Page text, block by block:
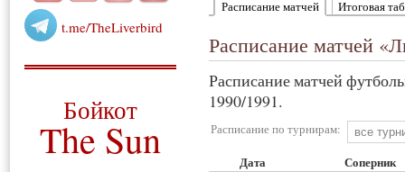
t.me/TheLiverbird
Бойкот
The Sun
Расписание матчей
Итоговая
Расписание матчей
Расписание матчей
1990/1991.
Расписание по турнирам:
Дата Соперник